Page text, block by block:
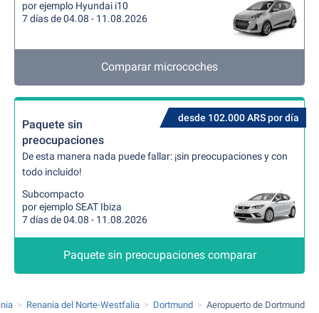
por ejemplo Hyundai i10
7 días de 04.08 - 11.08.2026
Comparar microcoches
desde 102.000 ARS por día
Paquete sin
preocupaciones
De esta manera nada puede fallar: ¡sin preocupaciones y con
todo incluido!
Subcompacto
por ejemplo SEAT Ibiza
7 días de 04.08 - 11.08.2026
Paquete sin preocupaciones comparar
Renania del Norte-Westfalia Dortmund Aeropuerto de Dortmund